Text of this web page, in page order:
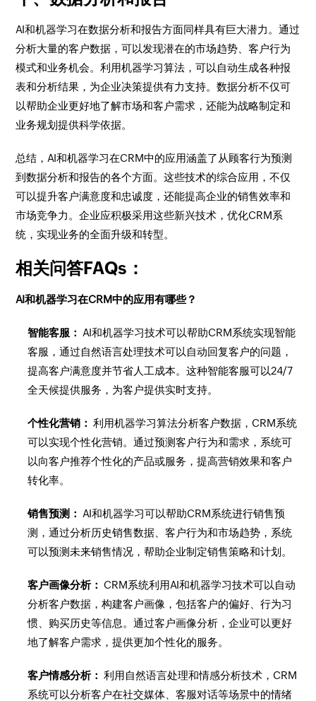
AI和机器学习在数据分析和报告方面同样具有巨大潜力。通过
分析大量的客户数据，可以发现潜在的市场趋势、客户行为
模式和业务机会。利用机器学习算法，可以自动生成各种报
表和分析结果，为企业决策提供有力支持。数据分析不仅可
以帮助企业更好地了解市场和客户需求，还能为战略制定和
业务规划提供科学依据。
总结，AI和机器学习在CRM中的应用涵盖了从顾客行为预测
到数据分析和报告的各个方面。这些技术的综合应用，不仅
可以提升客户满意度和忠诚度，还能提高企业的销售效率和
市场竞争力。企业应积极采用这些新兴技术，优化CRM系
统，实现业务的全面升级和转型。
相关问答FAQs：
AI和机器学习在CRM中的应用有哪些？
智能客服： AI和机器学习技术可以帮助CRM系统实现智能
客服，通过自然语言处理技术可以自动回复客户的问题，
提高客户满意度并节省人工成本。这种智能客服可以24/7
全天候提供服务，为客户提供实时支持。
个性化营销： 利用机器学习算法分析客户数据，CRM系统
可以实现个性化营销。通过预测客户行为和需求，系统可
以向客户推荐个性化的产品或服务，提高营销效果和客户
转化率。
销售预测： AI和机器学习可以帮助CRM系统进行销售预
测，通过分析历史销售数据、客户行为和市场趋势，系统
可以预测未来销售情况，帮助企业制定销售策略和计划。
客户画像分析： CRM系统利用AI和机器学习技术可以自动
分析客户数据，构建客户画像，包括客户的偏好、行为习
惯、购买历史等信息。通过客户画像分析，企业可以更好
地了解客户需求，提供更加个性化的服务。
客户情感分析： 利用自然语言处理和情感分析技术，CRM
系统可以分析客户在社交媒体、客服对话等场景中的情绪